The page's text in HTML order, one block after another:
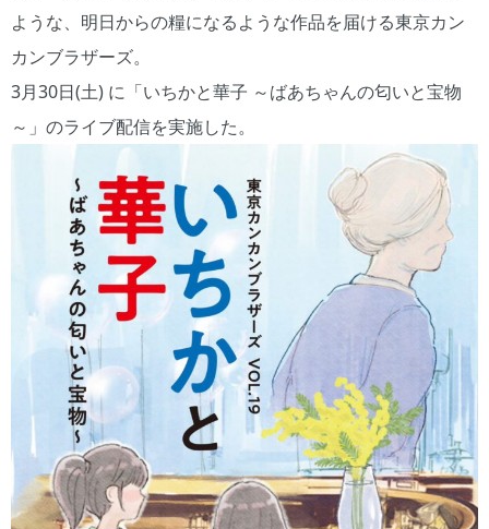
ような、明日からの糧になるような作品を届ける東京カン
カンブラザーズ。
3月30日(土) に「いちかと華子 ～ばあちゃんの匂いと宝物
～」のライブ配信を実施した。